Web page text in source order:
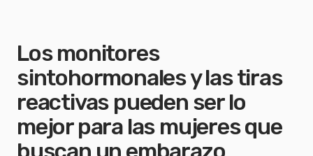
Los monitores
sintohormonales y las tiras
reactivas pueden ser lo
mejor para las mujeres que